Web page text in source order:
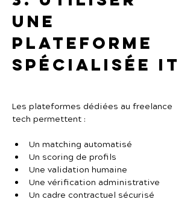
une
plateforme
spécialisée IT
Les plateformes dédiées au freelance
tech permettent :
Un matching automatisé
Un scoring de profils
Une validation humaine
Une vérification administrative
Un cadre contractuel sécurisé